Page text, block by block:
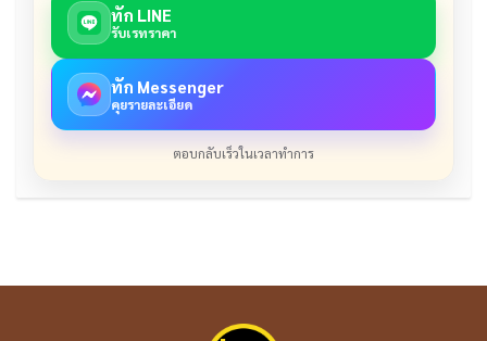
ทัก LINE
รับเรทราคา
ทัก Messenger
คุยรายละเอียด
ตอบกลับเร็วในเวลาทำการ